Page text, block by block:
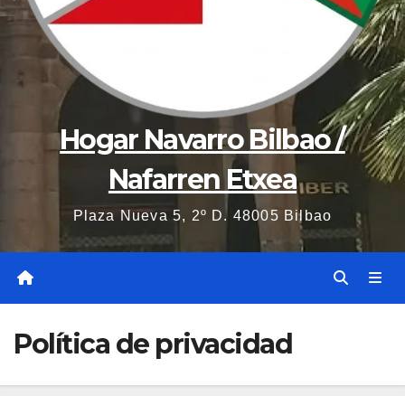
Hogar Navarro Bilbao /
Nafarren Etxea
Plaza Nueva 5, 2º D. 48005 Bilbao
Política de privacidad